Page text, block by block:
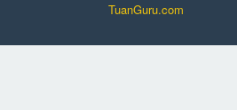
TuanGuru.com